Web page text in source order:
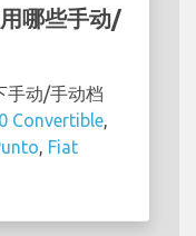
哪些手动/
手动/手动档
Convertible,
, Fiat